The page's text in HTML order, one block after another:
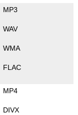
MP3
WAV
WMA
FLAC
MP4
DIVX